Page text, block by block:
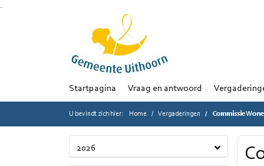
Ga naar de inhoud van deze pagina
Startpagina Vraag en antwoord
U bevindt zich hier: Home Vergaderingen Commissie
2026